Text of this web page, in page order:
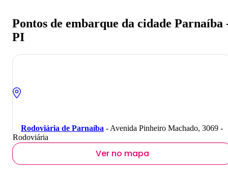
Pontos de embarque da cidade Parnaíba
PI
Rodoviária de Parnaíba - Avenida Pinheiro Machado, 3069 -
Rodoviária
Ver no mapa